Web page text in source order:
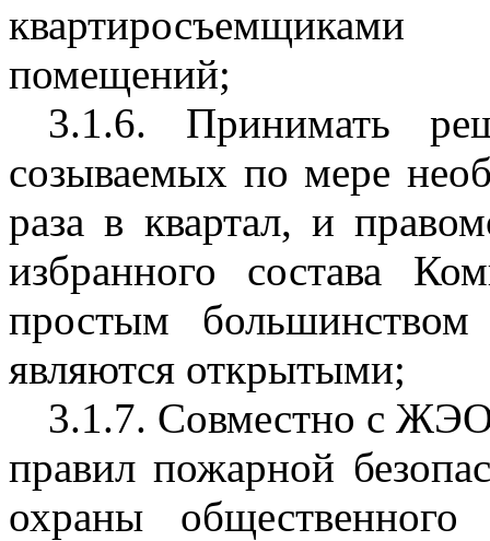
помещений;
3.1.6. Принимать
созываемых по мере
раза в квартал, и
избранного состава
простым большинством
являются открытыми;
3.1.7. Совместно с ЖЭО
правил пожарной
охраны общественного